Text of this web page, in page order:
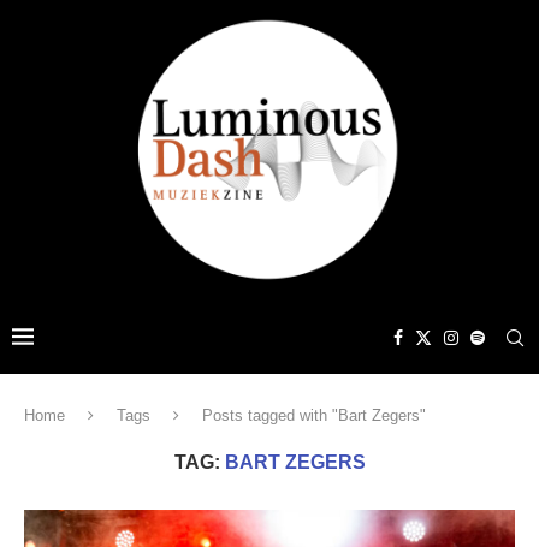
Home Tags Posts tagged with "Bart Zegers"
TAG: BART ZEGERS